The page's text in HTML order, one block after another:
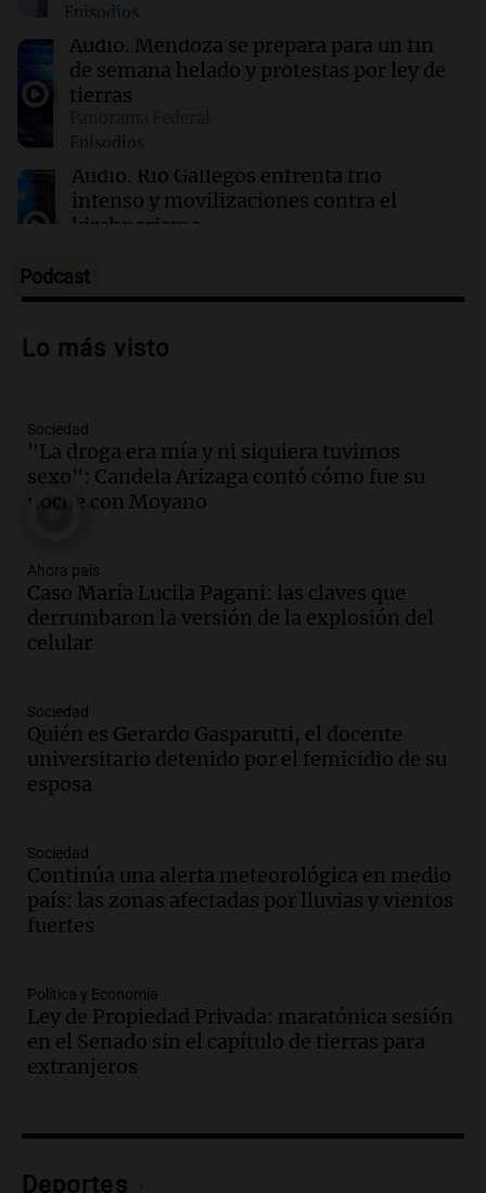
varios heridos tras el ataque
01:09 Mundo
La transformación de Hanói: modernización
Episodios
Audio. Mendoza se prepara para un fin
de semana helado y protestas por ley de
tierras
Episodios
Audio. Río Gallegos enfrenta frío
intenso y movilizaciones contra el
kirchnerismo
Episodios
Audio.Debate en el Senado sobre
la soberanía digital en Argentina
Audio.
de semana helado y ciudadanos
marchan contra reforma de tierras
Panorama Federal
Audio.
El "Mono" de Kapanga
adelantó su show en Rosario.
Viva la Radio Rosario
Episodios
en suspenso a hombre por simular robo
de recaudación en San Luis
Panorama Federal
Episodios
ayuda por problemas de fertilidad y la
ostentación de millonarios
Amamos Argentina
Episodios
avanza con testimonios clave sobre el
accidente en Villa Dolores
Panorama Federal
Episodios
tributo todos los jueves
Episodios
Podcast
Lo más visto
Sociedad
"La droga era mía y ni siquiera tuvimos
sexo": Candela Arizaga contó cómo fue su
noche con Moyano
Ahora país
Caso María Lucila Pagani: las claves que
derrumbaron la versión de la explosión del
celular
Sociedad
Quién es Gerardo Gasparutti, el docente
universitario detenido por el femicidio de su
esposa
Sociedad
Continúa una alerta meteorológica en medio
país: las zonas afectadas por lluvias y vientos
fuertes
Política y Economía
Ley de Propiedad Privada: maratónica sesión
en el Senado sin el capítulo de tierras para
extranjeros
Deportes